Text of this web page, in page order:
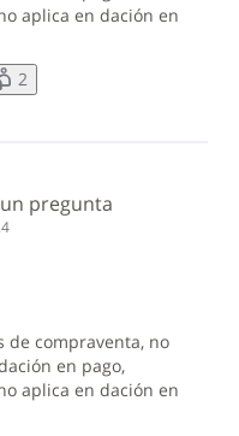
aplica en dación en
2
pregunta
de compraventa, no
en pago,
aplica en dación en